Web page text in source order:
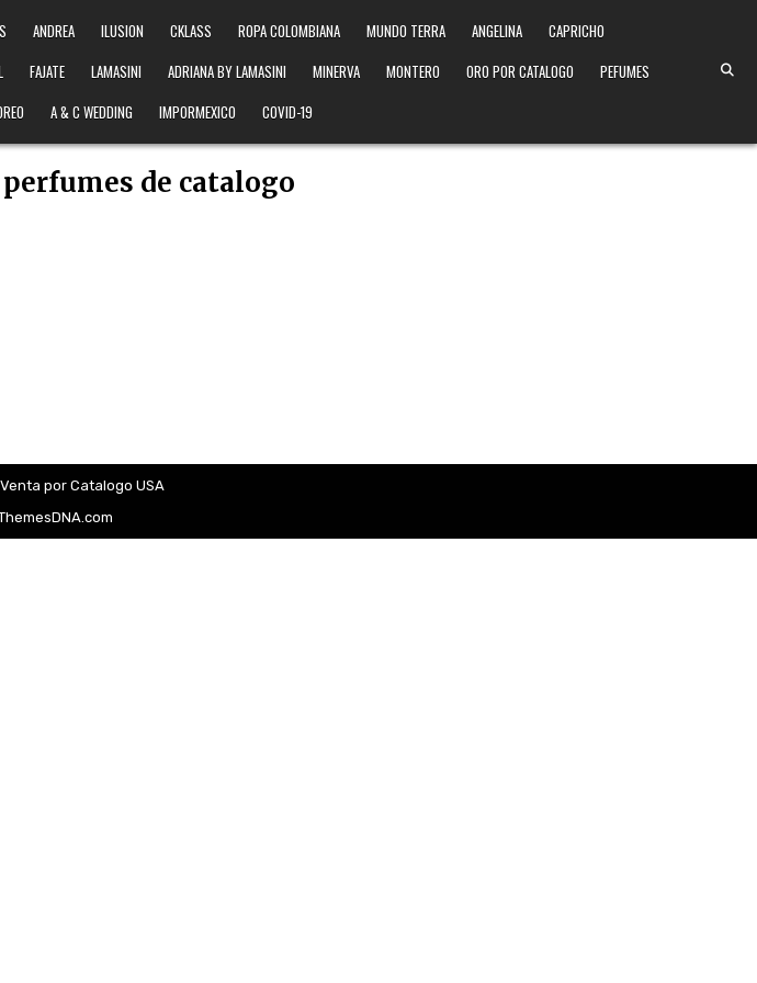
ANDREA ILUSION CKLASS ROPA COLOMBIANA MUNDO TERRA ANGELINA
CAPRICHO
FAJATE LAMASINI ADRIANA BY LAMASINI MINERVA MONTERO ORO POR CATALOGO
PEFUMES
A & C WEDDING IMPORMEXICO COVID-19
de catalogo
por Catalogo USA